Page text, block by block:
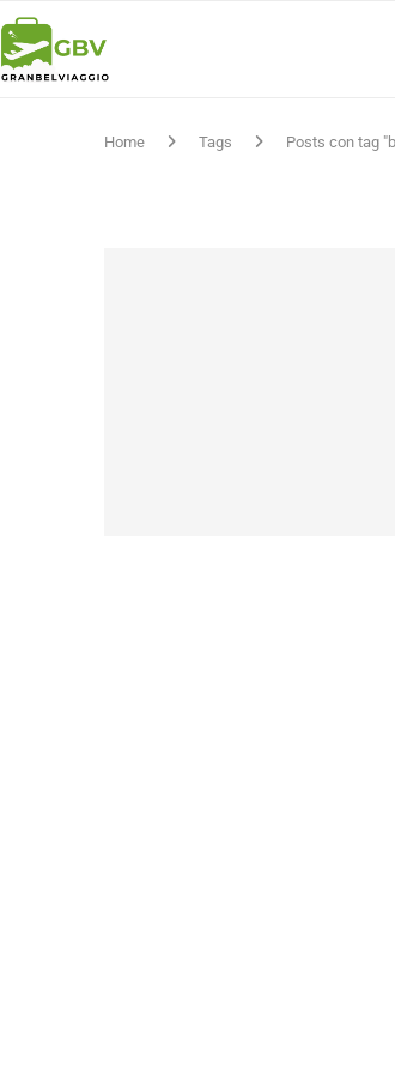
Home Tags Posts con tag